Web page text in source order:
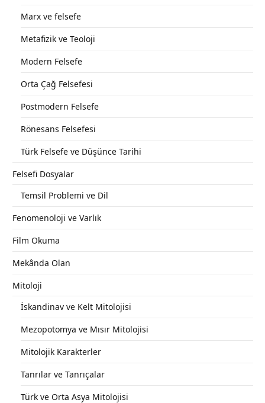
Marx ve felsefe
Metafizik ve Teoloji
Modern Felsefe
Orta Çağ Felsefesi
Postmodern Felsefe
Rönesans Felsefesi
Türk Felsefe ve Düşünce Tarihi
Felsefi Dosyalar
Temsil Problemi ve Dil
Fenomenoloji ve Varlık
Film Okuma
Mekânda Olan
Mitoloji
İskandinav ve Kelt Mitolojisi
Mezopotomya ve Mısır Mitolojisi
Mitolojik Karakterler
Tanrılar ve Tanrıçalar
Türk ve Orta Asya Mitolojisi